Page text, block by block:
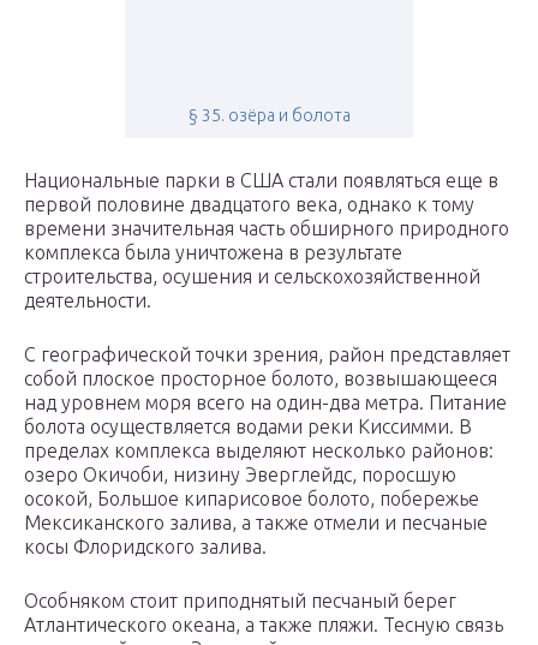
§ 35. озёра и болота
Национальные парки в США стали появляться еще в
первой половине двадцатого века, однако к тому
времени значительная часть обширного природного
комплекса была уничтожена в результате
строительства, осушения и сельскохозяйственной
деятельности.
С географической точки зрения, район представляет
собой плоское просторное болото, возвышающееся
над уровнем моря всего на один-два метра. Питание
болота осуществляется водами реки Киссимми. В
пределах комплекса выделяют несколько районов:
озеро Окичоби, низину Эверглейдс, поросшую
осокой, Большое кипарисовое болото, побережье
Мексиканского залива, а также отмели и песчаные
косы Флоридского залива.
Особняком стоит приподнятый песчаный берег
Атлантического океана, а также пляжи. Тесную связь